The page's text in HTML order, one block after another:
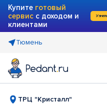
Купите готовый
сервис с доходом и
клиентами
Тюмень
ТРЦ "Кристалл"